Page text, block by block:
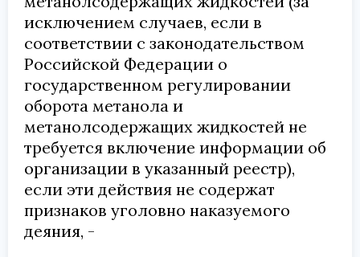
исключением случаев, если в
соответствии с законодательством
Российской Федерации о
государственном регулировании
оборота метанола и
метанолсодержащих жидкостей не
требуется включение информации об
организации в указанный реестр),
если эти действия не содержат
признаков уголовно наказуемого
деяния, -